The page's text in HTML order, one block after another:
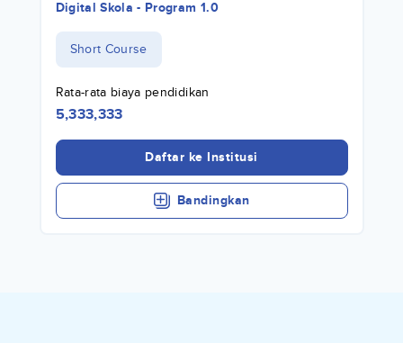
Digital Skola - Program 1.0
Short Course
Rata-rata biaya pendidikan
5,333,333
Daftar ke Institusi
Bandingkan